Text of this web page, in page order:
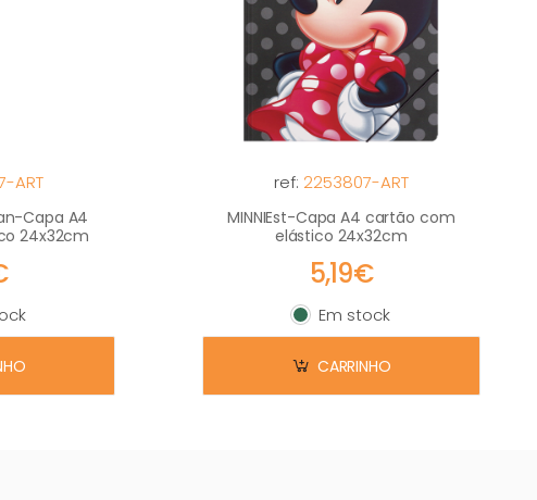
ART
Capa A4
24x32cm
ref: 2253807-ART
MINNIEst-Capa A4 cartão com
elástico 24x32cm
5,19€
Em stock
Em stock
CARRINHO